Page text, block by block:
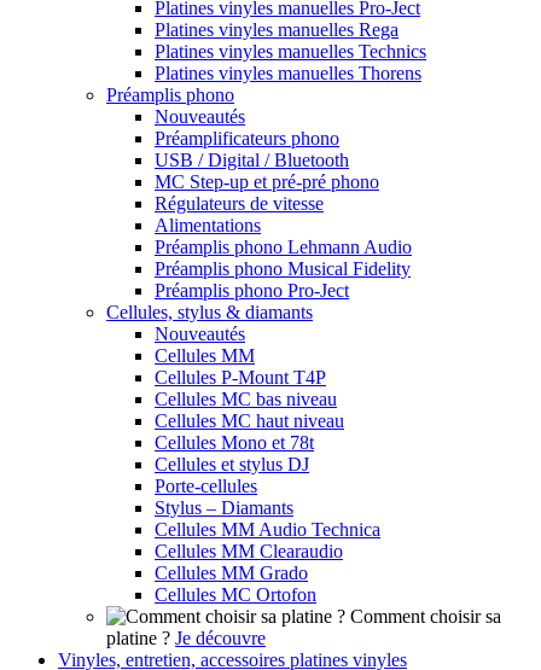
Platines vinyles manuelles Pro-Ject
Platines vinyles manuelles Rega
Platines vinyles manuelles Technics
Platines vinyles manuelles Thorens
Préamplis phono
Nouveautés
Préamplificateurs phono
USB / Digital / Bluetooth
MC Step-up et pré-pré phono
Régulateurs de vitesse
Alimentations
Préamplis phono Lehmann Audio
Préamplis phono Musical Fidelity
Préamplis phono Pro-Ject
Cellules, stylus & diamants
Nouveautés
Cellules MM
Cellules P-Mount T4P
Cellules MC bas niveau
Cellules MC haut niveau
Cellules Mono et 78t
Cellules et stylus DJ
Porte-cellules
Stylus – Diamants
Cellules MM Audio Technica
Cellules MM Clearaudio
Cellules MM Grado
Cellules MC Ortofon
Comment choisir sa
platine ? Je découvre
Vinyles, entretien, accessoires platines vinyles